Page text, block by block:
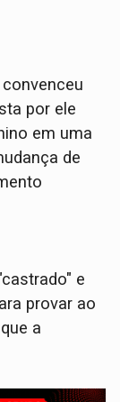
por ele
em uma
de
e
provar ao
a